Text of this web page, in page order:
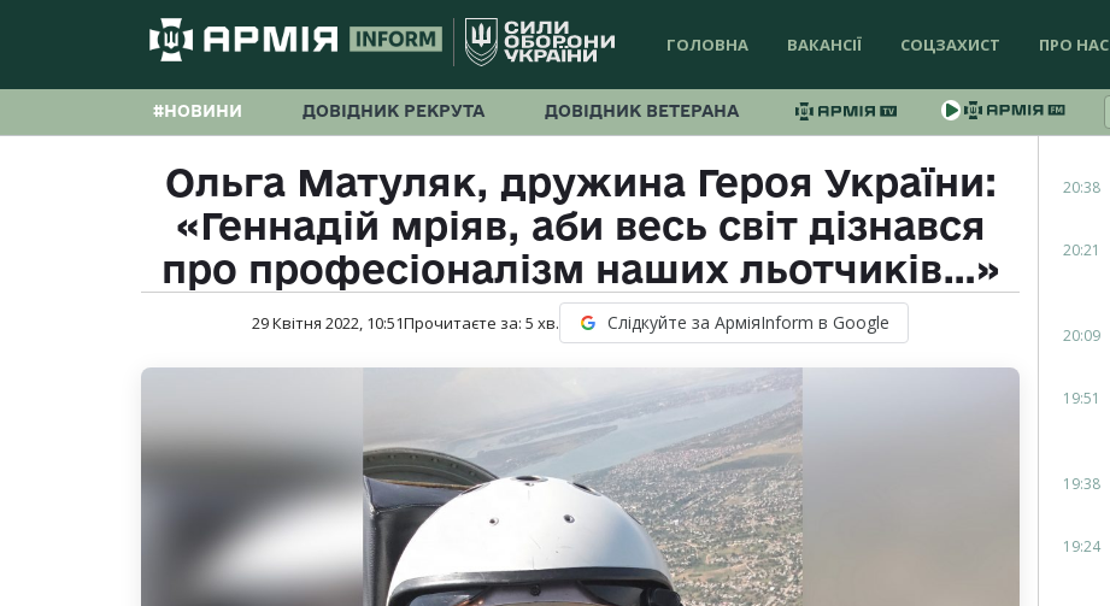
ГОЛОВНА ВАКАНСІЇ СОЦЗАХИСТ ПРО НАС
#НОВИНИ ДОВІДНИК РЕКРУТА ДОВІДНИК ВЕТЕРАНА
Ольга Матуляк, дружина Героя України:
«Геннадій мріяв, аби весь світ дізнався
про професіоналізм наших льотчиків…»
29 Квітня 2022, 10:51Прочитаєте за: 5 хв. Слідкуйте за АрміяInform в Google
20:38
20:21
20:09
19:51
19:38
19:24